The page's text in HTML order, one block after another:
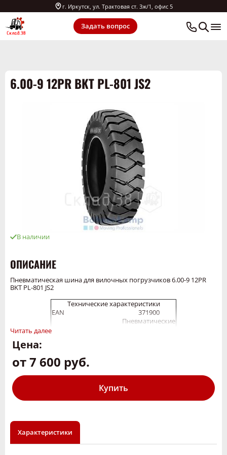
г. Иркутск, ул. Трактовая ст. 3ж/1, офис 5
Задать вопрос
6.00-9 12PR BKT PL-801 JS2
В наличии
ОПИСАНИЕ
Пневматическая шина для вилочных погрузчиков 6.00-9 12PR
BKT PL-801 JS2
Технические характеристики
EAN
371900
Пневматические
Тип
Протектор
Диаметр обода,
Ширина обода,дюйм
Наружный диаметр
--
Слойность
Максимальное
давление
Читать далее
Цена:
от 7 600 руб.
Купить
Характеристики